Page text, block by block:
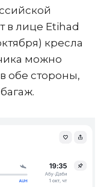
в лице Etihad
кресла
можно
обе стороны,